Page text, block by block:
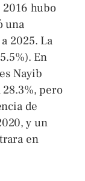
hubo
una
2025. La
En
Nayib
pero
de
y un
en